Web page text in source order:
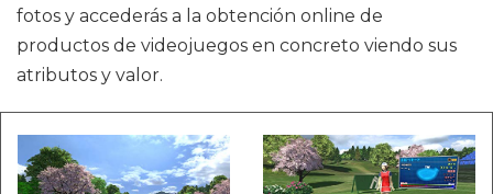
fotos y accederás a la obtención online de
productos de videojuegos en concreto viendo sus
atributos y valor.